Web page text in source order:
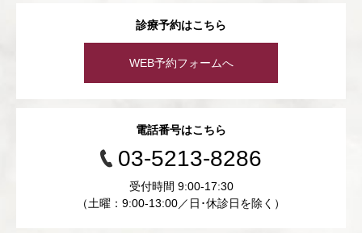
診療予約はこちら
WEB予約フォームへ
電話番号はこちら
03-5213-8286
受付時間 9:00-17:30
（土曜：9:00-13:00／日･休診日を除く）